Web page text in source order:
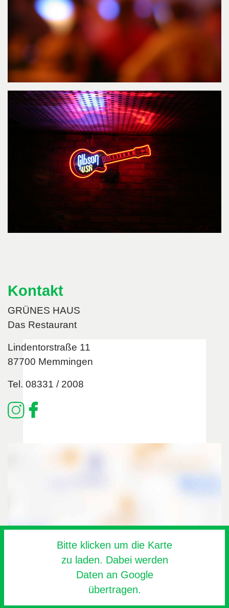
Kontakt
GRÜNES HAUS
Das Restaurant
Lindentorstraße 11
87700 Memmingen
Tel. 08331 / 2008
Bitte klicken um die Karte
zu laden. Dabei werden
Daten an Google
übertragen.